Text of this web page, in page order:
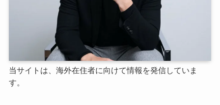
当サイトは、海外在住者に向けて情報を発信していま
す。